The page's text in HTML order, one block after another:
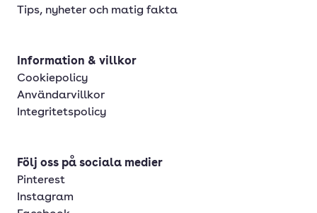
Tips, nyheter och matig fakta
Information & villkor
Cookiepolicy
Användarvillkor
Integritetspolicy
Följ oss på sociala medier
Pinterest
Instagram